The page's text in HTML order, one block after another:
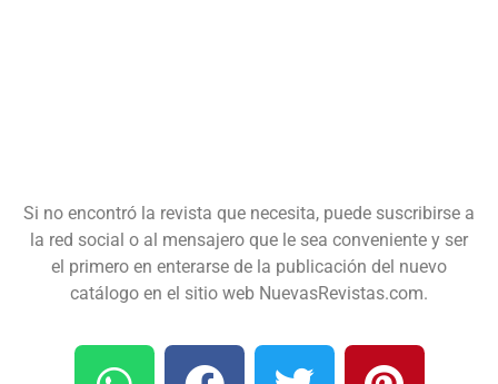
Si no encontró la revista que necesita, puede suscribirse a
la red social o al mensajero que le sea conveniente y ser
el primero en enterarse de la publicación del nuevo
catálogo en el sitio web NuevasRevistas.com.